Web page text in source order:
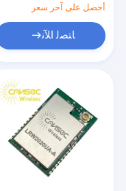
أحصل على آخر سعر
ﺎﺘﺼﻟ ﺍﻶﻧ